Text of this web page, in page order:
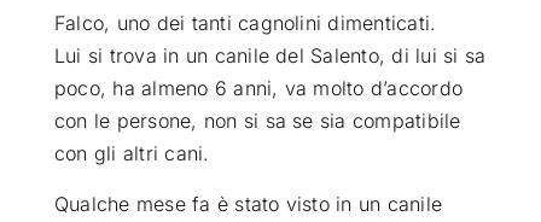
SEMPRE CON ME
Falco, uno dei tanti cagnolini dimenticati.
Lui si trova in un canile del Salento, di lui si sa
poco, ha almeno 6 anni, va molto d’accordo
con le persone, non si sa se sia compatibile
con gli altri cani.
Qualche mese fa è stato visto in un canile